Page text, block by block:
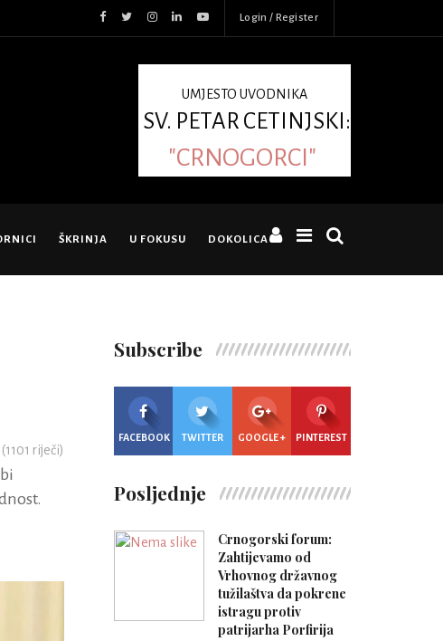
Login / Register
UMJESTO UVODNIKA
SV. PETAR CETINJSKI:
"CRNOGORCI"
ŠKRINJA U FOKUSU DOKOLICA
(1101 riječi)
Subscribe
FACEBOOK TWITTER GOOGLE + PINTEREST
Posljednje
Crnogorski forum:
Zahtijevamo od
Vrhovnog državnog
tužilaštva da pokrene
istragu protiv
patrijarha Porfirija